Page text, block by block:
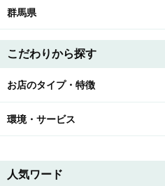
群馬県
こだわりから探す
お店のタイプ・特徴
環境・サービス
人気ワード